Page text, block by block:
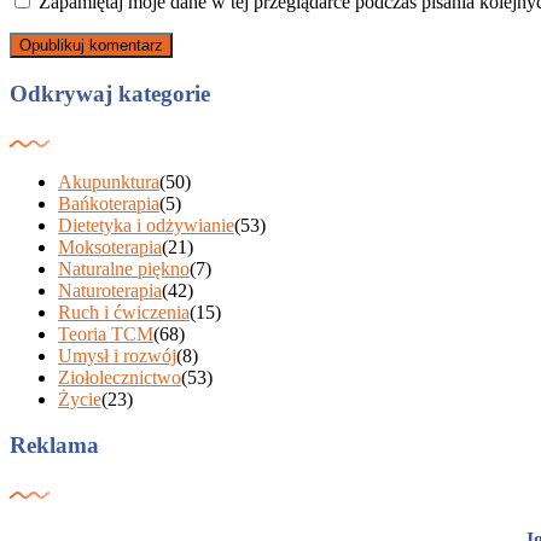
Odkrywaj kategorie
Akupunktura(50)
Bańkoterapia(5)
Dietetyka i odżywianie(53)
Moksoterapia(21)
Naturalne piękno(7)
Naturoterapia(42)
Ruch i ćwiczenia(15)
Teoria TCM(68)
Umysł i rozwój(8)
Ziołolecznictwo(53)
Życie(23)
Reklama